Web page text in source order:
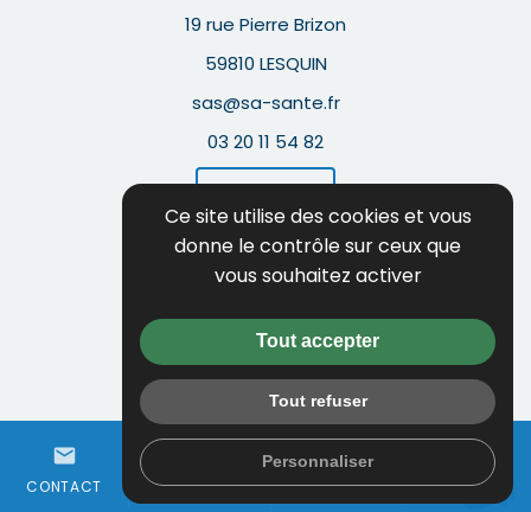
mail
CONTACT 01 64 97 68 50 WHATSAPP
person
ESPACE
19 rue Pierre Brizon
59810 LESQUIN
sas@sa-sante.fr
03 20 11 54 82
Guide local
Mentions légales
Politique de confidentialité
Flux RSS
Gestion des cookies
Ce site utilise des cookies et vous
donne le contrôle sur ceux que
vous souhaitez activer
Tout accepter
Tout refuser
Personnaliser